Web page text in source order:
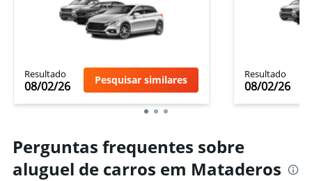
Resultado
08/02/26 Pesquisar similares Resultado
08/02/26
Perguntas frequentes sobre
aluguel de carros em Mataderos